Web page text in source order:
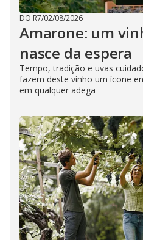
DO R7/02/08/2026
Amarone: um
nasce da espera
Tempo, tradição e uvas
fazem deste vinho um ícone
em qualquer adega